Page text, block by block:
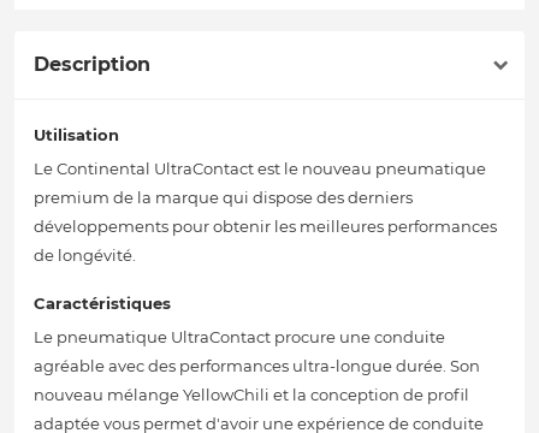
Description
Utilisation
Le Continental UltraContact est le nouveau pneumatique
premium de la marque qui dispose des derniers
développements pour obtenir les meilleures performances
de longévité.
Caractéristiques
Le pneumatique UltraContact procure une conduite
agréable avec des performances ultra-longue durée. Son
nouveau mélange YellowChili et la conception de profil
adaptée vous permet d'avoir une expérience de conduite